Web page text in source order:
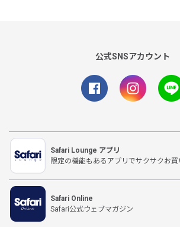
公式SNSアカウント
Safari Lounge アプリ
限定の機能もあるアプリでサクサクお買
Safari Online
Safari公式ウェブマガジン